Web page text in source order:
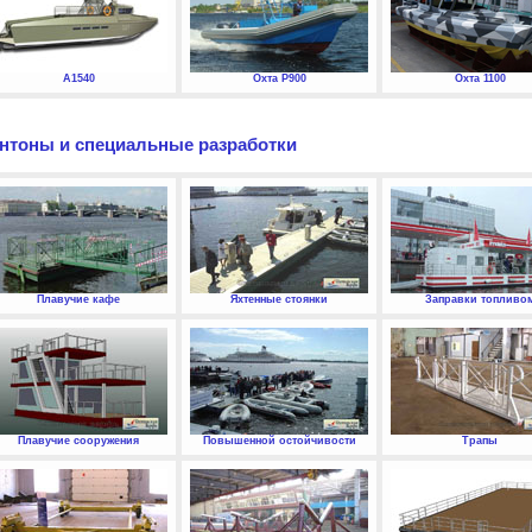
А1540 Охта P900 Охта 1100
и специальные разработки
Плавучие кафе Яхтенные стоянки Заправки
Плавучие сооружения Повышенной остойчивости Трапы